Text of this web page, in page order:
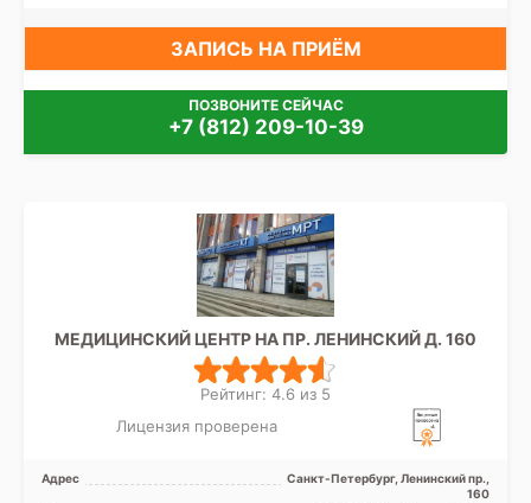
ЗАПИСЬ НА ПРИЁМ
ПОЗВОНИТЕ СЕЙЧАС
+7 (812) 209-10-39
МЕДИЦИНСКИЙ ЦЕНТР НА ПР. ЛЕНИНСКИЙ Д. 160
Рейтинг: 4.6 из 5
Лицензия проверена
Адрес
Санкт-Петербург, Ленинский пр.,
160